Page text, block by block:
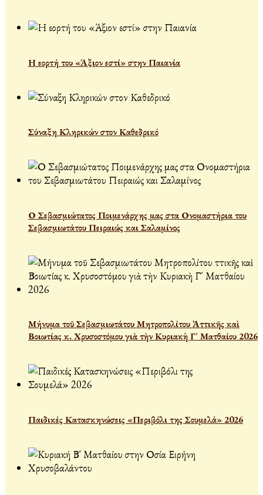
Η εορτή του «Άξιον εστί» στην Παιανία
Σύναξη Κληρικών στον Καθεδρικό
Ο Σεβασμιώτατος Ποιμενάρχης μας στα Ονομαστήρια του
Σεβασμιωτάτου Πειραιώς και Σαλαμίνος
Μήνυμα τοῦ Σεβασμιωτάτου Μητροπολίτου Ἀττικῆς καὶ
Βοιωτίας κ. Χρυσοστόμου γιὰ τὴν Κυριακὴ Γ´ Ματθαίου 2026
Παιδικές Κατασκηνώσεις «Περιβόλι της Σουμελά» 2026